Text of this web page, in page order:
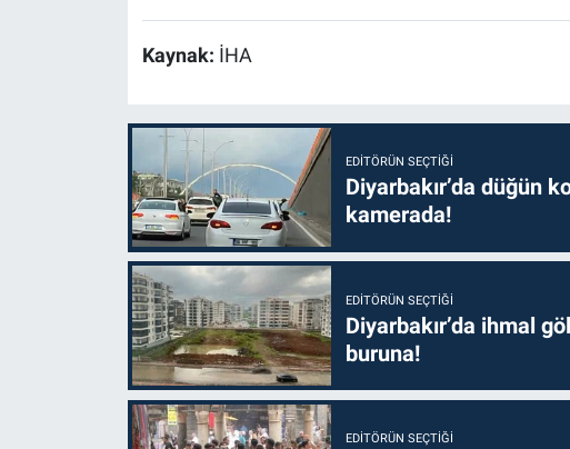
Kaynak: İHA
EDITÖRÜN SEÇTIĞI
Diyarbakır’da düğün
kamerada!
EDITÖRÜN SEÇTIĞI
Diyarbakır’da ihmal
buruna!
EDITÖRÜN SEÇTIĞI